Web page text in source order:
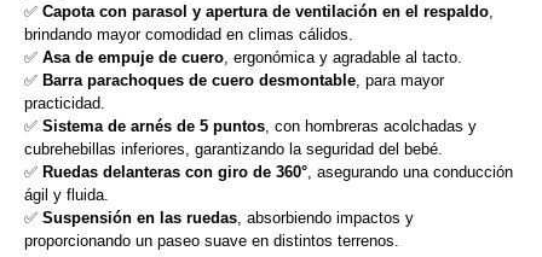
✅ Capota con parasol y apertura de ventilación en el respaldo
brindando mayor comodidad en climas cálidos.
✅ Asa de empuje de cuero , ergonómica y agradable al tacto.
✅ Barra parachoques de cuero desmontable , para mayor
practicidad.
✅ Sistema de arnés de 5 puntos , con hombreras acolchadas y
cubrehebillas inferiores, garantizando la seguridad del bebé.
✅ Ruedas delanteras con giro de 360° , asegurando una conducción
ágil y fluida.
✅ Suspensión en las ruedas , absorbiendo impactos y
proporcionando un paseo suave en distintos terrenos.